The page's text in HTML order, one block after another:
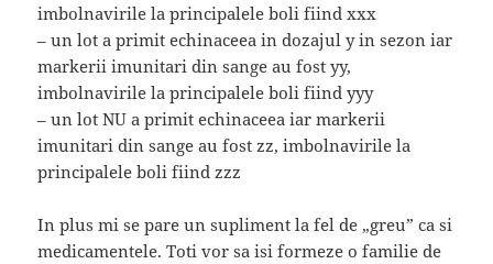
imbolnavirile la principalele boli fiind xxx
– un lot a primit echinaceea in dozajul y in sezon iar
markerii imunitari din sange au fost yy,
imbolnavirile la principalele boli fiind yyy
– un lot NU a primit echinaceea iar markerii
imunitari din sange au fost zz, imbolnavirile la
principalele boli fiind zzz
In plus mi se pare un supliment la fel de „greu” ca si
medicamentele. Toti vor sa isi formeze o familie de